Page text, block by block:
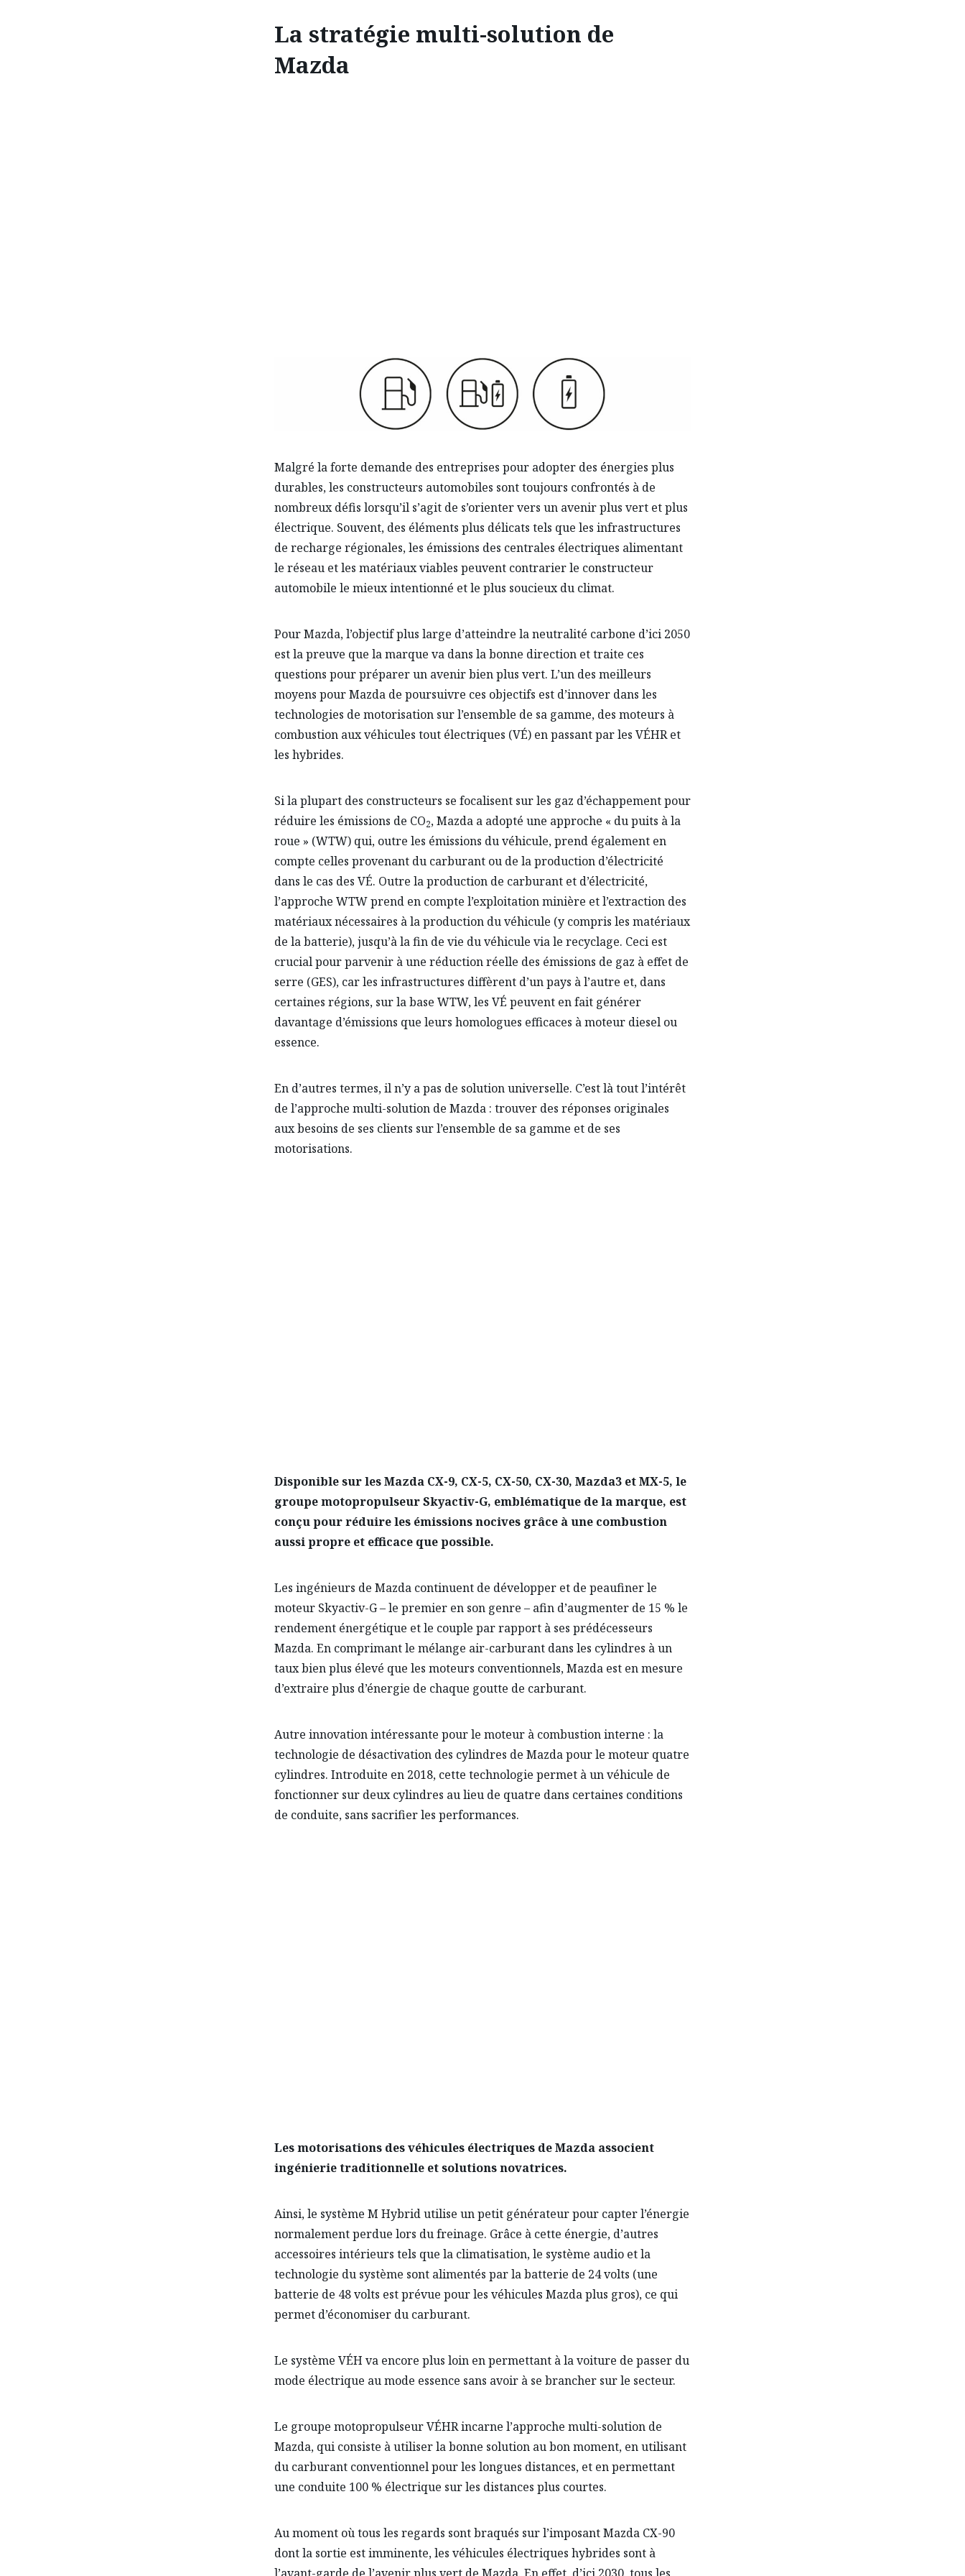
La stratégie multi-solution de
Mazda
Malgré la forte demande des entreprises pour adopter des énergies plus
durables, les constructeurs automobiles sont toujours confrontés à de
nombreux défis lorsqu’il s’agit de s’orienter vers un avenir plus vert et plus
électrique. Souvent, des éléments plus délicats tels que les infrastructures
de recharge régionales, les émissions des centrales électriques alimentant
le réseau et les matériaux viables peuvent contrarier le constructeur
automobile le mieux intentionné et le plus soucieux du climat.
Pour Mazda, l’objectif plus large d’atteindre la neutralité carbone d’ici 2050
est la preuve que la marque va dans la bonne direction et traite ces
questions pour préparer un avenir bien plus vert. L’un des meilleurs
moyens pour Mazda de poursuivre ces objectifs est d’innover dans les
technologies de motorisation sur l’ensemble de sa gamme, des moteurs à
combustion aux véhicules tout électriques (VÉ) en passant par les VÉHR et
les hybrides.
Si la plupart des constructeurs se focalisent sur les gaz d’échappement pour
réduire les émissions de CO2, Mazda a adopté une approche « du puits à la
roue » (WTW) qui, outre les émissions du véhicule, prend également en
compte celles provenant du carburant ou de la production d’électricité
dans le cas des VÉ. Outre la production de carburant et d’électricité,
l’approche WTW prend en compte l’exploitation minière et l’extraction des
matériaux nécessaires à la production du véhicule (y compris les matériaux
de la batterie), jusqu’à la fin de vie du véhicule via le recyclage. Ceci est
crucial pour parvenir à une réduction réelle des émissions de gaz à effet de
serre (GES), car les infrastructures diffèrent d’un pays à l’autre et, dans
certaines régions, sur la base WTW, les VÉ peuvent en fait générer
davantage d’émissions que leurs homologues efficaces à moteur diesel ou
essence.
En d’autres termes, il n’y a pas de solution universelle. C’est là tout l’intérêt
de l’approche multi-solution de Mazda : trouver des réponses originales
aux besoins de ses clients sur l’ensemble de sa gamme et de ses
motorisations.
Disponible sur les Mazda CX-9, CX-5, CX-50, CX-30, Mazda3 et MX-5, le
groupe motopropulseur Skyactiv-G, emblématique de la marque, est
conçu pour réduire les émissions nocives grâce à une combustion
aussi propre et efficace que possible.
Les ingénieurs de Mazda continuent de développer et de peaufiner le
moteur Skyactiv-G – le premier en son genre – afin d’augmenter de 15 % le
rendement énergétique et le couple par rapport à ses prédécesseurs
Mazda. En comprimant le mélange air-carburant dans les cylindres à un
taux bien plus élevé que les moteurs conventionnels, Mazda est en mesure
d’extraire plus d’énergie de chaque goutte de carburant.
Autre innovation intéressante pour le moteur à combustion interne : la
technologie de désactivation des cylindres de Mazda pour le moteur quatre
cylindres. Introduite en 2018, cette technologie permet à un véhicule de
fonctionner sur deux cylindres au lieu de quatre dans certaines conditions
de conduite, sans sacrifier les performances.
Les motorisations des véhicules électriques de Mazda associent
ingénierie traditionnelle et solutions novatrices.
Ainsi, le système M Hybrid utilise un petit générateur pour capter l’énergie
normalement perdue lors du freinage. Grâce à cette énergie, d’autres
accessoires intérieurs tels que la climatisation, le système audio et la
technologie du système sont alimentés par la batterie de 24 volts (une
batterie de 48 volts est prévue pour les véhicules Mazda plus gros), ce qui
permet d’économiser du carburant.
Le système VÉH va encore plus loin en permettant à la voiture de passer du
mode électrique au mode essence sans avoir à se brancher sur le secteur.
Le groupe motopropulseur VÉHR incarne l’approche multi-solution de
Mazda, qui consiste à utiliser la bonne solution au bon moment, en utilisant
du carburant conventionnel pour les longues distances, et en permettant
une conduite 100 % électrique sur les distances plus courtes.
Au moment où tous les regards sont braqués sur l’imposant Mazda CX-90
dont la sortie est imminente, les véhicules électriques hybrides sont à